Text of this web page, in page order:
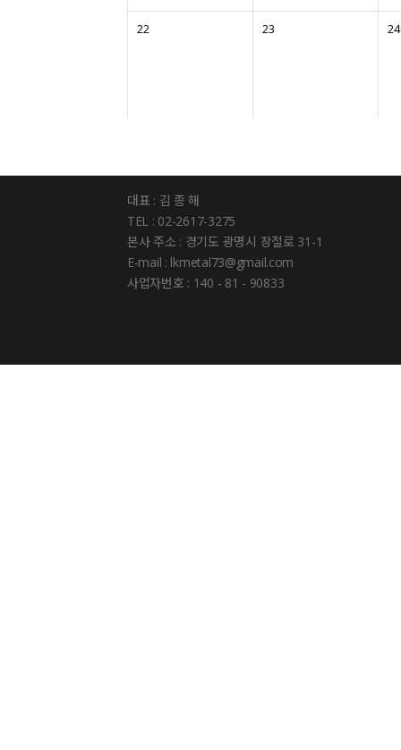
22 23 24
대표 : 김 종 해
TEL : 02-2617-3275
본사 주소 : 경기도 광명시 장절로 31-1
E-mail : lkmetal73@gmail.com
사업자번호 : 140 - 81 - 90833